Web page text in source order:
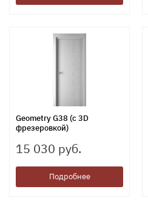
Geometry G38 (с 3D
фрезеровкой)
15 030 руб.
Подробнее